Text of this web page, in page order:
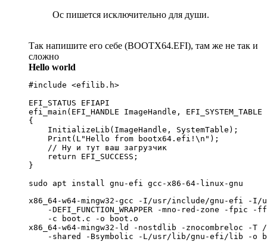
Ос пишется исключительно для души.
Так напишите его себе (BOOTX64.EFI), там же не так и
сложно
Hello world
#include <efilib.h>
EFI_STATUS EFIAPI
efi_main(EFI_HANDLE ImageHandle,
{
    InitializeLib(ImageHandle, SystemTable);
    Print(L"Hello from bootx64.efi!\n");
    // Ну и тут ваш загрузчик
    return EFI_SUCCESS;
}
sudo apt install gnu-efi gcc-x86-64-linux-gnu
x86_64-w64-mingw32-gcc -I/usr/include/gnu-efi
-DEFI_FUNCTION_WRAPPER -mno-red-zone -fpic -
    -c boot.c -o boot.o
x86_64-w64-mingw32-ld -nostdlib -
-shared -Bsymbolic -L/usr/lib/gnu-efi/lib -o